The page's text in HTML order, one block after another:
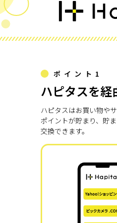
ポイント1
ハピタスを
ハピタスはお買い物や
ポイントが貯まり、貯
交換できます。